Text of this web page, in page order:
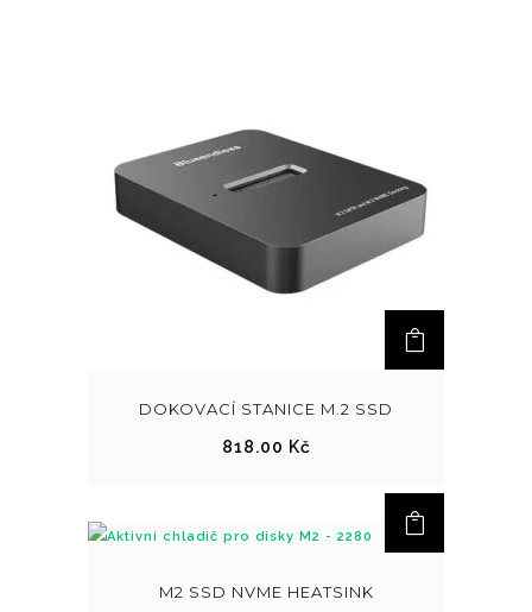
DOKOVACÍ STANICE M.2 SSD
818.00 Kč
M2 SSD NVME HEATSINK